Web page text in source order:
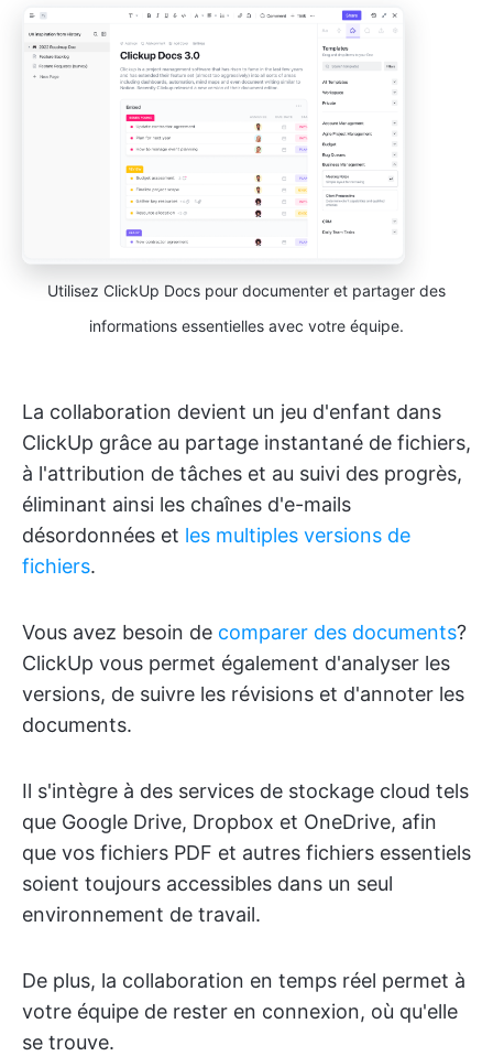
Utilisez ClickUp Docs pour documenter et partager des
informations essentielles avec votre équipe.
La collaboration devient un jeu d'enfant dans
ClickUp grâce au partage instantané de fichiers,
à l'attribution de tâches et au suivi des progrès,
éliminant ainsi les chaînes d'e-mails
désordonnées et les multiples versions de
fichiers.
Vous avez besoin de comparer des documents?
ClickUp vous permet également d'analyser les
versions, de suivre les révisions et d'annoter les
documents.
Il s'intègre à des services de stockage cloud tels
que Google Drive, Dropbox et OneDrive, afin
que vos fichiers PDF et autres fichiers essentiels
soient toujours accessibles dans un seul
environnement de travail.
De plus, la collaboration en temps réel permet à
votre équipe de rester en connexion, où qu'elle
se trouve.